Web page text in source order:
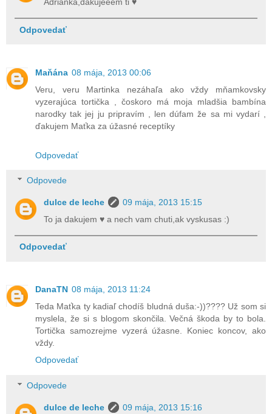
Adrianka,dakujeeem ti ♥
Odpovedať
Maňána 08 mája, 2013 00:06
Veru, veru Martinka nezáhaľa ako vždy mňamkovsky
vyzerajúca tortička , čoskoro má moja mladšia bambína
narodky tak jej ju pripravím , len dúfam že sa mi vydarí ,
ďakujem Maťka za úžasné receptíky
Odpovedať
Odpovede
dulce de leche
09 mája, 2013 15:15
To ja dakujem ♥ a nech vam chuti,ak vyskusas :)
Odpovedať
DanaTN 08 mája, 2013 11:24
Teda Maťka ty kadiaľ chodíš bludná duša:-))???? Už som si
myslela, že si s blogom skončila. Večná škoda by to bola.
Tortička samozrejme vyzerá úžasne. Koniec koncov, ako
vždy.
Odpovedať
Odpovede
dulce de leche
09 mája, 2013 15:16